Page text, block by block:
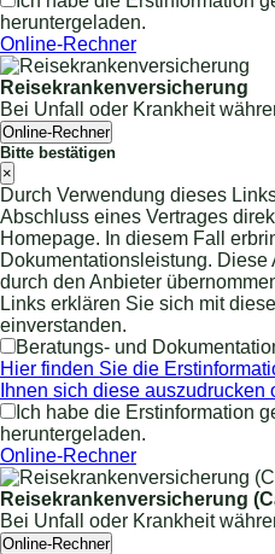
heruntergeladen.
Online-Rechner
Reisekrankenversicherung
Bei Unfall oder Krankheit
Online-Rechner
Bitte bestätigen
×
Durch Verwendung dieses
Abschluss eines Vertrages
Homepage. In diesem Fall
Dokumentationsleistung.
durch den Anbieter
Links erklären Sie sich mit
einverstanden.
Beratungs- und
Hier finden Sie die
Ihnen sich diese auszudrucken
Ich habe die Erstinformation
heruntergeladen.
Online-Rechner
Reisekrankenversicherung
Bei Unfall oder Krankheit
Online-Rechner